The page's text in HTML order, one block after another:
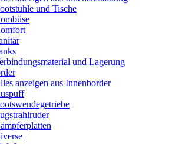
und Tische
und Lagerung
anzeigen aus Innenborder